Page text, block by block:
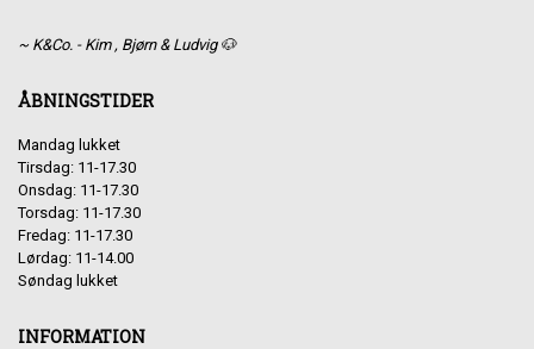
~ K&Co. - Kim , Bjørn & Ludvig 🐶
ÅBNINGSTIDER
Mandag lukket
Tirsdag: 11-17.30
Onsdag: 11-17.30
Torsdag: 11-17.30
Fredag: 11-17.30
Lørdag: 11-14.00
Søndag lukket
INFORMATION